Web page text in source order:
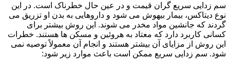
سم زدایی سریع گران قیمت و در عین حال خطرناک است. در این
نوع دیتاکس، بیمار بیهوش می شود و داروهایی به بدن او تزریق می
گردند که جانشین مواد مخدر می شوند. این روش بیشتر برای
کسانی کاربرد دارد که معتاد به هروئین و مسکن ها هستند. خطرات
این روش از مزایای آن بیشتر هستند و انجام آن معمولاً توصیه نمی
شود. سم زدایی سریع ممکن است باعث موارد زیر شود: